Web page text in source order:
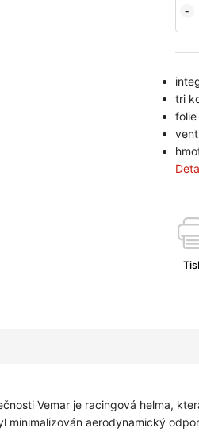
tri
folie
Vemar je racingová helma,
minimalizován aerodynamický